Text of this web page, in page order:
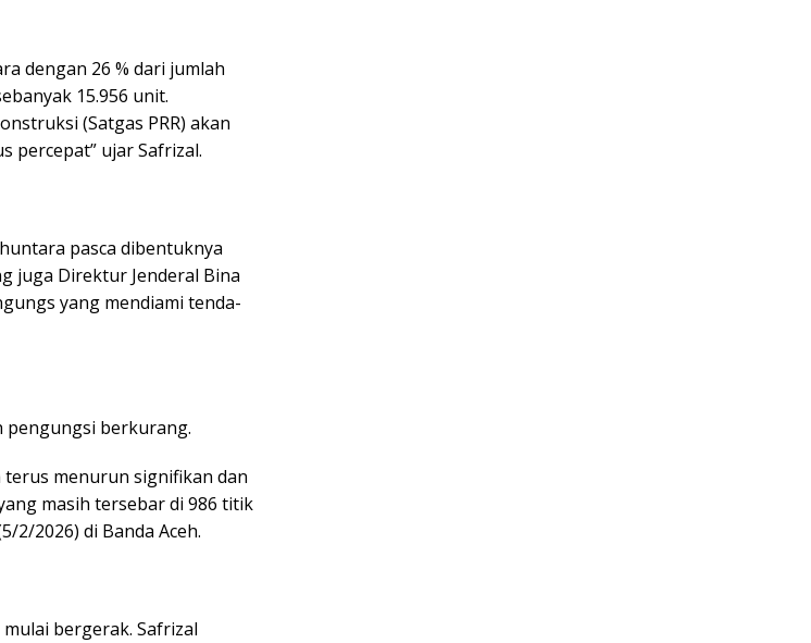
dengan 26 % dari jumlah
15.956 unit.
(Satgas PRR) akan
percepat” ujar Safrizal.
pasca dibentuknya
juga Direktur Jenderal Bina
yang mendiami tenda-
pengungsi berkurang.
menurun signifikan dan
masih tersebar di 986 titik
2/2026) di Banda Aceh.
bergerak. Safrizal